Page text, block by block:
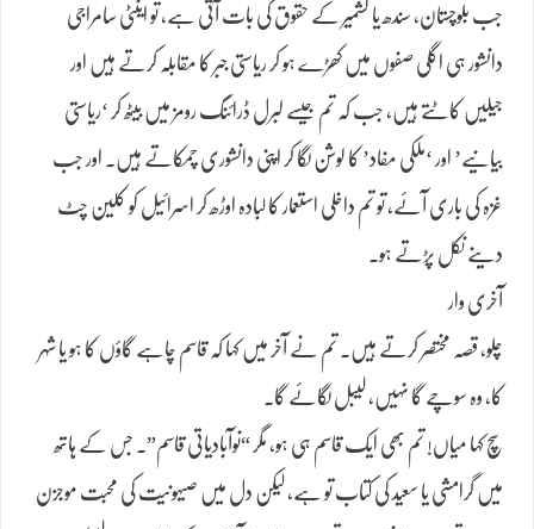
جب بلوچستان، سندھ یا کشمیر کے حقوق کی بات آتی ہے، تو اینٹی سامراجی
دانشور ہی اگلی صفوں میں کھڑے ہو کر ریاستی جبر کا مقابلہ کرتے ہیں اور
جیلیں کاٹتے ہیں، جب کہ تم جیسے لبرل ڈرائنگ رومز میں بیٹھ کر ‘ریاستی
بیانیے’ اور ‘ملکی مفاد’ کا لوشن لگا کر اپنی دانشوری چمکاتے ہیں۔ اور جب
غزہ کی باری آئے، تو تم داخلی استعمار کا لبادہ اوڑھ کر اسرائیل کو کلین چٹ
دینے نکل پڑتے ہو۔
آخری وار
چلو، قصہ مختصر کرتے ہیں۔ تم نے آخر میں کہا کہ قاسم چاہے گاؤں کا ہو یا شہر
کا، وہ سوچے گا نہیں، لیبل لگائے گا۔
سچ کہا میاں! تم بھی ایک قاسم ہی ہو، مگر “نوآبادیاتی قاسم”۔ جس کے ہاتھ
میں گرامشی یا سعید کی کتاب تو ہے، لیکن دل میں صیہونیت کی محبت موجزن